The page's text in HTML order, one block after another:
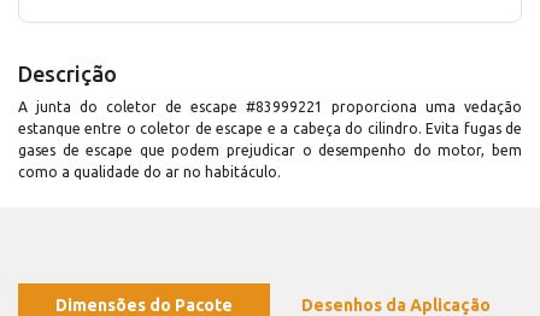
Descrição
A junta do coletor de escape #83999221 proporciona uma vedação
estanque entre o coletor de escape e a cabeça do cilindro. Evita fugas de
gases de escape que podem prejudicar o desempenho do motor, bem
como a qualidade do ar no habitáculo.
Dimensões do Pacote Desenhos da Aplicação